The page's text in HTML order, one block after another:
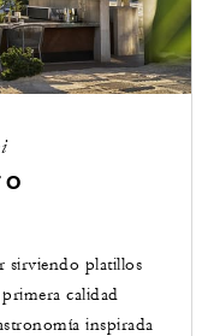
sirviendo platillos
calidad
inspirada